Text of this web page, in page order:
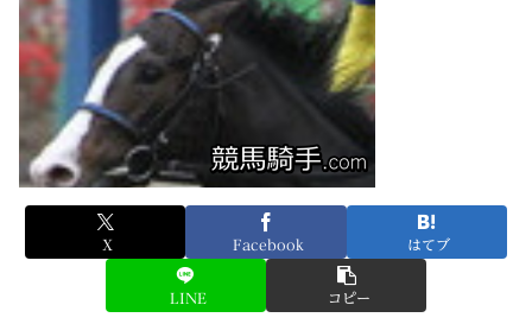
X Facebook はてブ
LINE コピー